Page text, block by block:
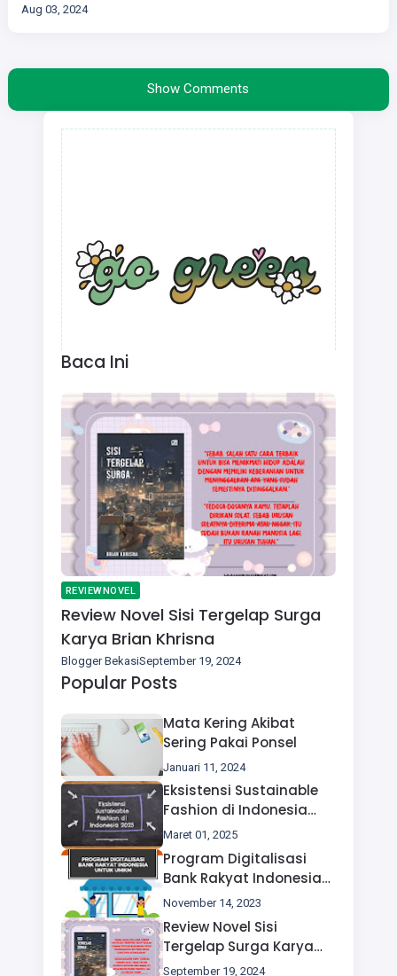
Aug 03, 2024
Show Comments
Baca Ini
REVIEWNOVEL
Review Novel Sisi Tergelap Surga
Karya Brian Khrisna
Blogger BekasiSeptember 19, 2024
Popular Posts
Mata Kering Akibat
Sering Pakai Ponsel
Januari 11, 2024
Eksistensi Sustainable
Fashion di Indonesia
2025
Maret 01, 2025
Program Digitalisasi
Bank Rakyat Indonesia
Untuk UMKM
November 14, 2023
Review Novel Sisi
Tergelap Surga Karya
Brian Khrisna
September 19, 2024